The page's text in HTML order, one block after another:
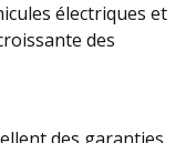
électriques et
des